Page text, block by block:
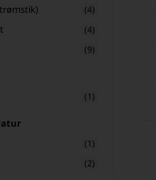
(4)
(4)
(9)
(1)
(1)
(2)